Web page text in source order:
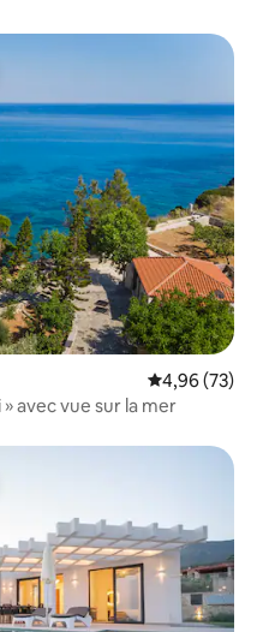
appréciés
Évaluation
4,96 (73)
avec vue sur la mer
appréciés